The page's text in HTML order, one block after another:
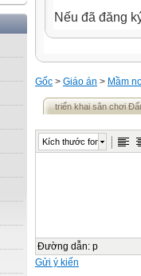
Nếu đã đăng
Gốc > Giáo án > Mầm
triển khai sân chơi
Kích thước font
Đường dẫn: p
Gửi ý kiến